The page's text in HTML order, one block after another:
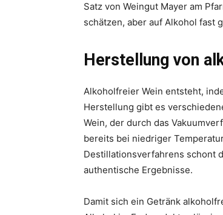
Satz von Weingut Mayer am
schätzen, aber auf Alkohol fast
Herstellung von
Alkoholfreier Wein entsteht,
Herstellung gibt es
Wein, der durch das
bereits bei niedriger
Destillationsverfahrens schont
authentische Ergebnisse.
Damit sich ein Getränk